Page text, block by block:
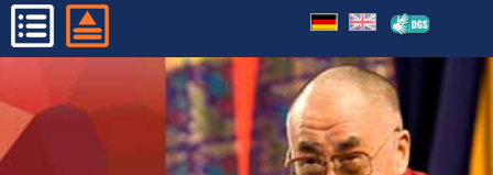
PROGRAMM
ORGANISATORISCHES
TIBETISCHES ZENTRUM
FRÜHERE BESUCHE